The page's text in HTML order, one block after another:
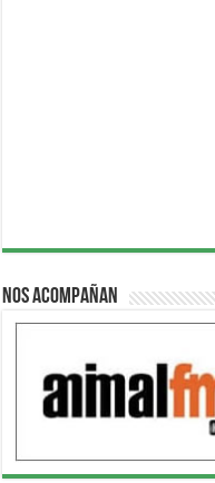
Nos acompañan